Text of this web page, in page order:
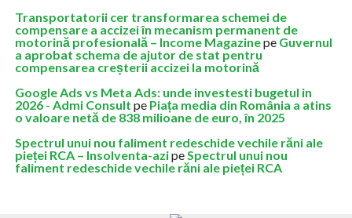
Transportatorii cer transformarea schemei de
compensare a accizei în mecanism permanent de
motorină profesională – Income Magazinepe Guvernul
a aprobat schema de ajutor de stat pentru
compensarea creșterii accizei la motorină
Google Ads vs Meta Ads: unde investesti bugetul in
2026 - Admi Consult pe Piața media din România a atins
o valoare netă de 838 milioane de euro, în 2025
Spectrul unui nou faliment redeschide vechile răni ale
pieței RCA – Insolventa-azipeSpectrul unui nou
faliment redeschide vechile răni ale pieței RCA